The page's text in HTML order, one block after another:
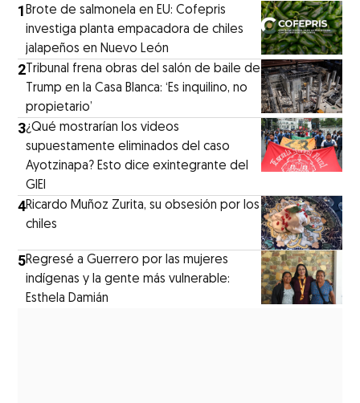
1Brote de salmonela en EU: Cofepris
investiga planta empacadora de chiles
jalapeños en Nuevo León
2 Tribunal frena obras del salón de baile de
Trump en la Casa Blanca: ‘Es inquilino, no
propietario’
3¿Qué mostrarían los videos
supuestamente eliminados del caso
Ayotzinapa? Esto dice exintegrante del
GIEI
4Ricardo Muñoz Zurita, su obsesión por los
chiles
5Regresé a Guerrero por las mujeres
indígenas y la gente más vulnerable:
Esthela Damián